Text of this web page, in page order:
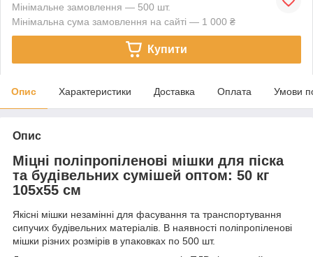
Мінімальне замовлення — 500 шт.
Мінімальна сума замовлення на сайті — 1 000 ₴
Купити
Опис Характеристики Доставка Оплата Умови
Опис
Міцні поліпропіленові мішки для піска
та будівельних сумішей оптом: 50 кг
105х55 см
Якісні мішки незамінні для фасування та транспортування
сипучих будівельних матеріалів. В наявності поліпропіленові
мішки різних розмірів в упаковках по 500 шт.